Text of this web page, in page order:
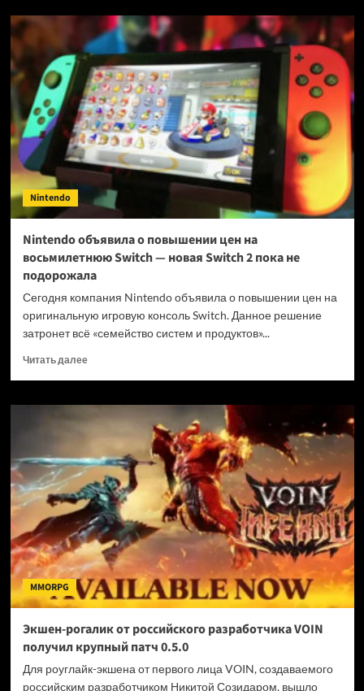
Steam
запустили
на
Nintendo
Switch
Nintendo
Nintendo объявила о повышении цен на
восьмилетнюю Switch — новая Switch 2 пока не
подорожала
Сегодня компания Nintendo объявила о повышении цен на
оригинальную игровую консоль Switch. Данное решение
затронет всё «семейство систем и продуктов»...
Читать далееПрочитать
Nintendo
объявила
повышении
цен
на
восьмилетнюю
Switch
—
новая
Switch
2
пока
не
MMORPG
Экшен-рогалик от российского разработчика VOIN
получил крупный патч 0.5.0
Для роуглайк-экшена от первого лица VOIN, создаваемого
российским разработчиком Никитой Созидаром, вышло